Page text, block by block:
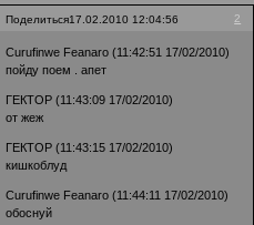
Поделиться 2
17.02.2010 12:04:56
Curufinwe Feanaro (11:42:51 17/02/2010)
пойду поем . апет
ГЕКТОР (11:43:09 17/02/2010)
от жеж
ГЕКТОР (11:43:15 17/02/2010)
кишкоблуд
Curufinwe Feanaro (11:44:11 17/02/2010)
обоснуй